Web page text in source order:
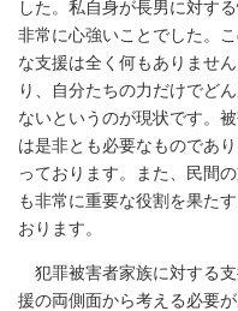
した。私自身が長男に対す
非常に心強いことでした。
な支援は全く何もありませ
り、自分たちの力だけでど
ないというのが現状です。
は是非とも必要なものであ
っております。また、民間
も非常に重要な役割を果た
おります。
犯罪被害者家族に対する
援の両側面から考える必要